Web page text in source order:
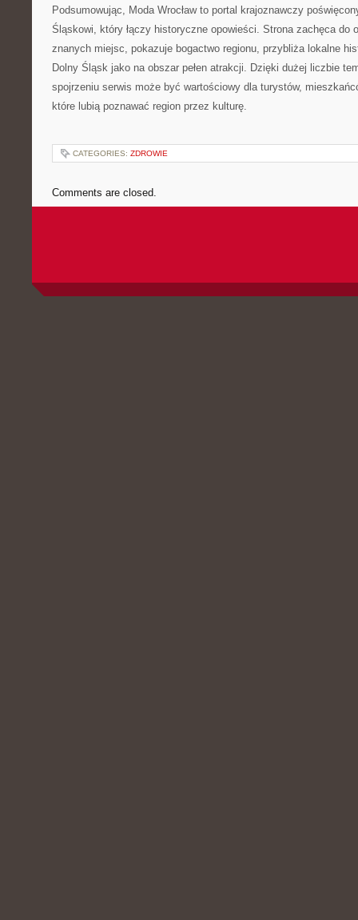
Podsumowując, Moda Wrocław to portal krajoznawczy
Śląskowi, który łączy historyczne opowieści. Strona zachęca do
znanych miejsc, pokazuje bogactwo regionu, przybliża lokalne
Dolny Śląsk jako na obszar pełen atrakcji. Dzięki dużej liczbie
spojrzeniu serwis może być wartościowy dla turystów,
które lubią poznawać region przez kulturę.
CATEGORIES: ZDROWIE
Comments are closed.